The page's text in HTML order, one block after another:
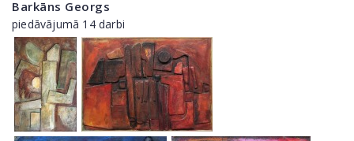
Barkāns Georgs
piedāvājumā 14 darbi